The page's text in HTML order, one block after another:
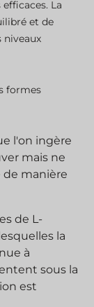
La
et de
niveaux
formes
l'on ingère
mais ne
de manière
de L-
la
à
sous la
est